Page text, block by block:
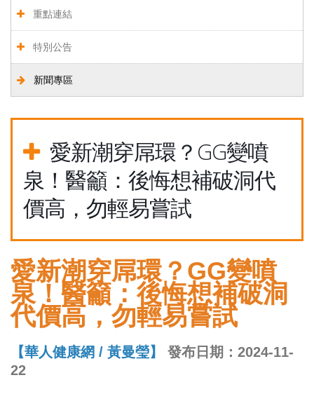
重點連結
特別公告
新聞專區
愛新潮穿屌環？GG變噴
泉！醫籲：後悔想補破洞代
價高，勿輕易嘗試
愛新潮穿屌環？GG變噴
泉！醫籲：後悔想補破洞
代價高，勿輕易嘗試
【華人健康網 / 黃曼瑩】
發布日期：2024-11-
22